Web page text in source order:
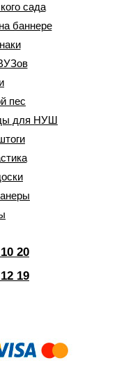
сада
баннере
пес
для НУШ
20
19